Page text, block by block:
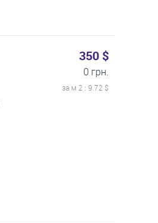
350 $
0 грн.
за м 2 : 9.72 $